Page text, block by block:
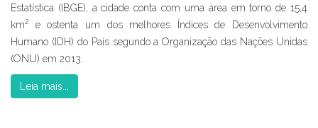
Estatística (IBGE), a cidade conta com uma área em torno de 15,4
km2
e ostenta um dos melhores Índices de Desenvolvimento
Humano (IDH) do País segundo a Organização das Nações Unidas
(ONU) em 2013.
Leia mais...